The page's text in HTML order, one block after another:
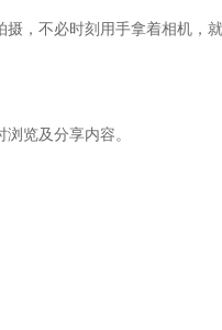
，不必时刻用手拿着相机，
览及分享内容。